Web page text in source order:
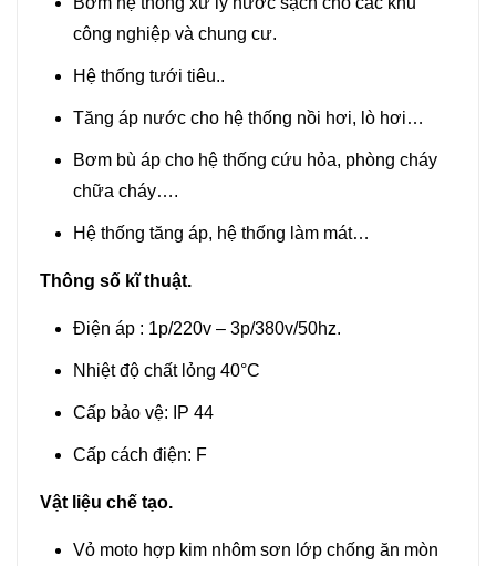
công nghiệp và chung cư.
Hệ thống tưới tiêu..
Tăng áp nước cho hệ thống nồi hơi, lò hơi…
Bơm bù áp cho hệ thống cứu hỏa, phòng cháy
chữa cháy….
Hệ thống tăng áp, hệ thống làm mát…
Thông số kĩ thuật.
Điện áp : 1p/220v – 3p/380v/50hz.
Nhiệt độ chất lỏng 40°C
Cấp bảo vệ: IP 44
Cấp cách điện: F
Vật liệu chế tạo.
Vỏ moto hợp kim nhôm sơn lớp chống ăn mòn